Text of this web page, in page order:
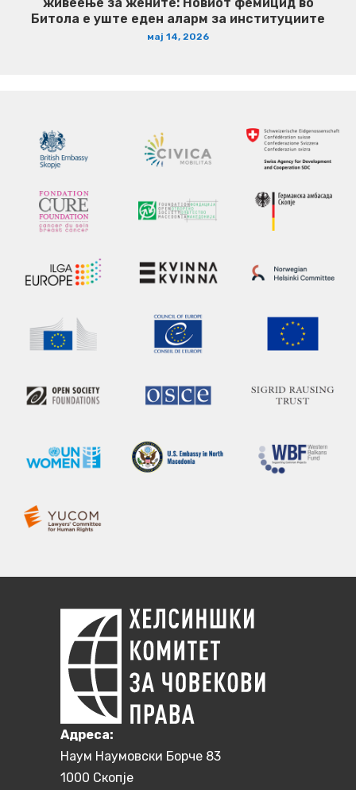
Битола е уште еден аларм за институциите
мај 14, 2026
Aдреса:
Наум Наумовски Борче 83
1000 Скопје